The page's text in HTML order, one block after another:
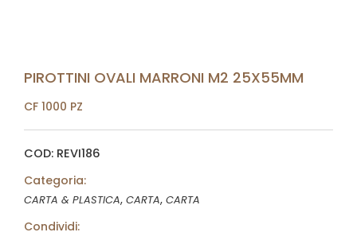
PIROTTINI OVALI MARRONI M2 25X55MM
CF 1000 PZ
COD: REVI186
Categoria:
CARTA & PLASTICA, CARTA, CARTA
Condividi: